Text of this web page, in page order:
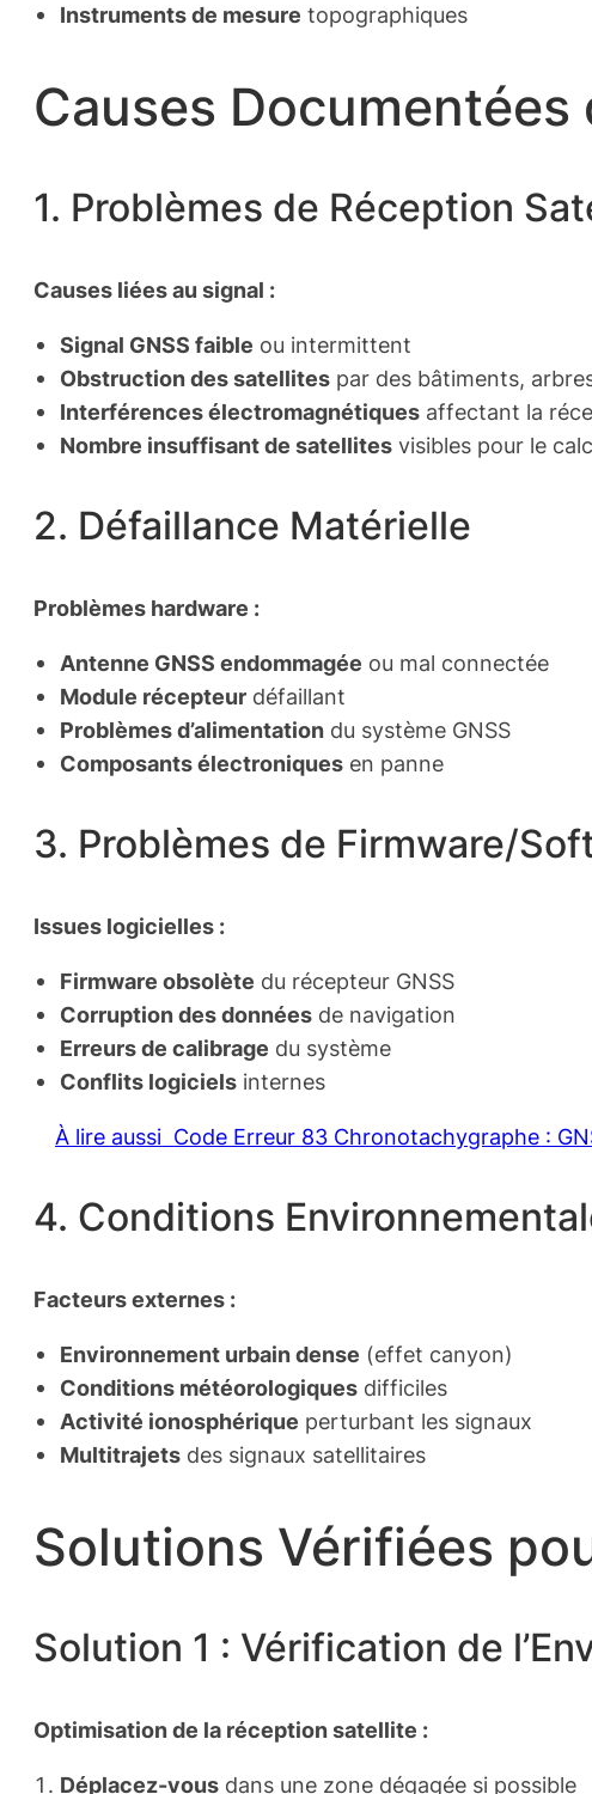
Instruments de mesure topographiques
Causes Documentées
1. Problèmes de Réception
Causes liées au signal :
Signal GNSS faible ou intermittent
Obstruction des satellites par des bâtiments,
Interférences électromagnétiques affectant la
Nombre insuffisant de satellites visibles pour le
2. Défaillance Matérielle
Problèmes hardware :
Antenne GNSS endommagée ou mal connectée
Module récepteur défaillant
Problèmes d’alimentation du système GNSS
Composants électroniques en panne
3. Problèmes de Firmware/
Issues logicielles :
Firmware obsolète du récepteur GNSS
Corruption des données de navigation
Erreurs de calibrage du système
Conflits logiciels internes
À lire aussi Code Erreur 83 Chronotachygraphe :
4. Conditions
Facteurs externes :
Environnement urbain dense (effet canyon)
Conditions météorologiques difficiles
Activité ionosphérique perturbant les signaux
Multitrajets des signaux satellitaires
Solutions Vérifiées
Solution 1 : Vérification de
Optimisation de la réception satellite :
Déplacez-vous dans une zone dégagée si possible